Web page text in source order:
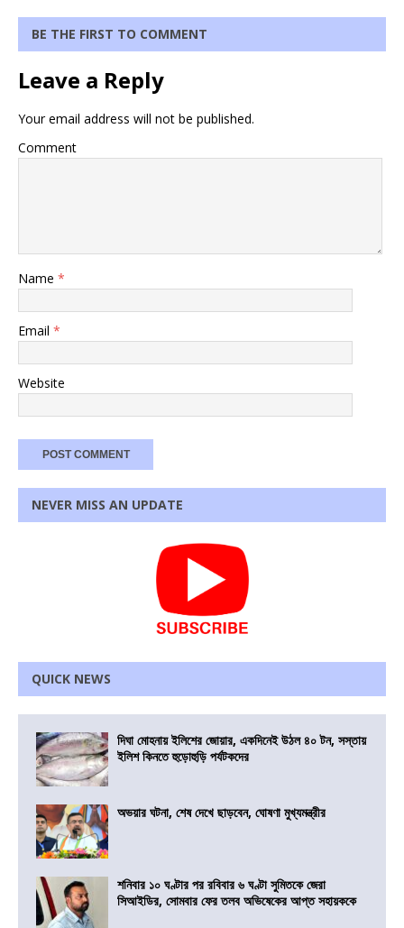
BE THE FIRST TO COMMENT
Leave a Reply
Your email address will not be published.
Comment
Name *
Email *
Website
NEVER MISS AN UPDATE
QUICK NEWS
দিঘা মোহনায় ইলিশের জোয়ার, একদিনেই উঠল ৪০ টন, সস্তায়
ইলিশ কিনতে হুড়োহুড়ি পর্যটকদের
অভয়ার ঘটনা, শেষ দেখে ছাড়বেন, ঘোষণা মুখ্যমন্ত্রীর
শনিবার ১০ ঘণ্টার পর রবিবার ৬ ঘণ্টা সুমিতকে জেরা
সিআইডির, সোমবার ফের তলব অভিষেকের আপ্ত সহায়ককে